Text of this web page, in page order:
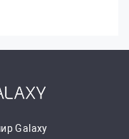
Galaxy